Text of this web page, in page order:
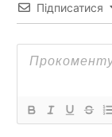
Підписатися